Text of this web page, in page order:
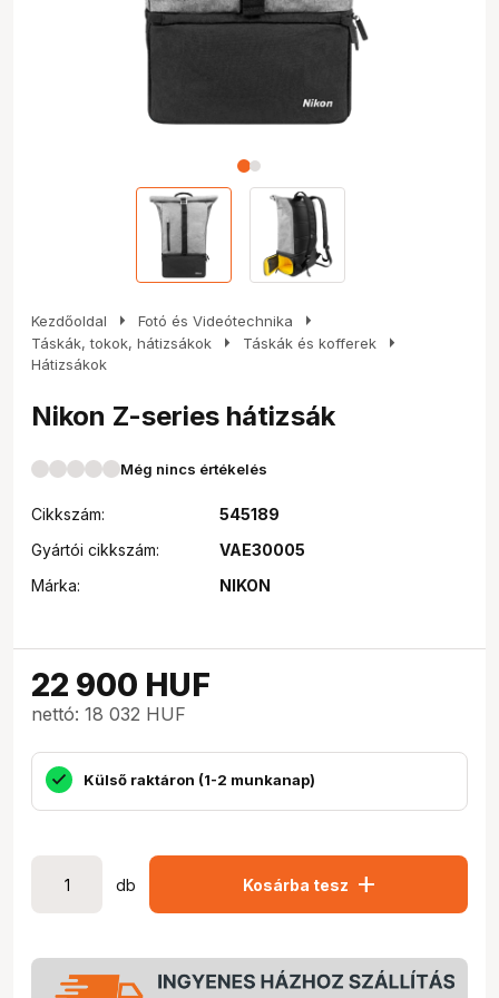
Kezdőoldal arrow_right Fotó és Videótechnika arrow_right
Táskák, tokok, hátizsákok arrow_right Táskák és kofferek arrow_right
Hátizsákok
Nikon Z-series hátizsák
Még nincs értékelés
Cikkszám:
545189
Gyártói cikkszám:
VAE30005
Márka:
NIKON
22 900 HUF
nettó: 18 032 HUF
Külső raktáron (1-2 munkanap)
db Kosárba tesz add